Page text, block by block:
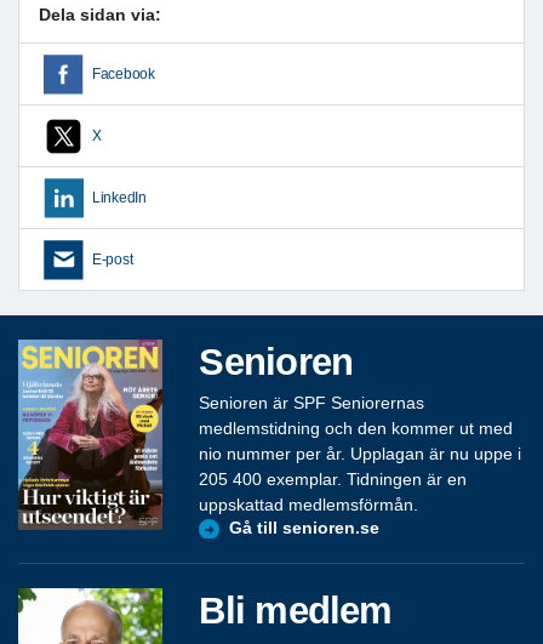
Dela sidan via:
Facebook
X
LinkedIn
E-post
Senioren
Senioren är SPF Seniorernas
medlemstidning och den kommer ut med
nio nummer per år. Upplagan är nu uppe i
205 400 exemplar. Tidningen är en
uppskattad medlemsförmån.
Gå till senioren.se
Bli medlem